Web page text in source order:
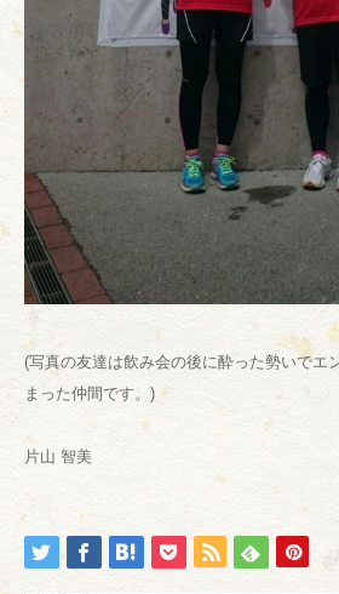
(写真の友達は飲み会の後に酔った勢いでエ
まった仲間です。)
片山 智美